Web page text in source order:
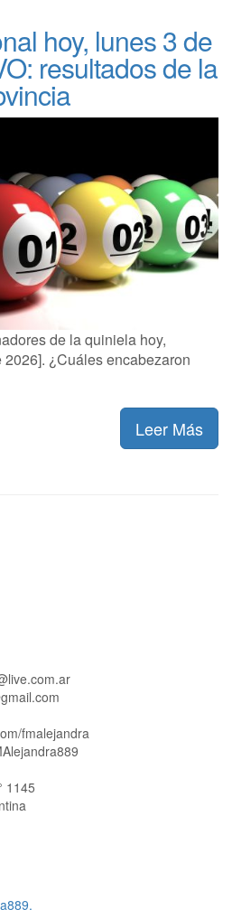
hoy, lunes 3 de
resultados de la
de la quiniela hoy,
¿Cuáles encabezaron
Leer Más
fmalejandra
1145